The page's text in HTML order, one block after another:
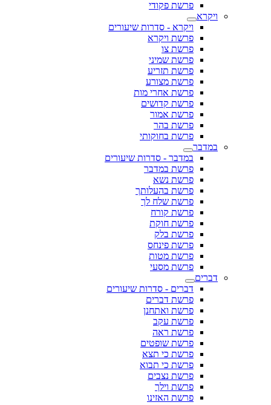
פרשת פקודי
ויקרא
ויקרא - סדרות שיעורים
פרשת ויקרא
פרשת צו
פרשת שמיני
פרשת תזריע
פרשת מצורע
פרשת אחרי מות
פרשת קדושים
פרשת אמור
פרשת בהר
פרשת בחוקותי
במדבר
במדבר - סדרות שיעורים
פרשת במדבר
פרשת נשא
פרשת בהעלותך
פרשת שלח לך
פרשת קורח
פרשת חוקת
פרשת בלק
פרשת פינחס
פרשת מטות
פרשת מסעי
דברים
דברים - סדרות שיעורים
פרשת דברים
פרשת ואתחנן
פרשת עקב
פרשת ראה
פרשת שופטים
פרשת כי תצא
פרשת כי תבוא
פרשת נצבים
פרשת וילך
פרשת האזינו